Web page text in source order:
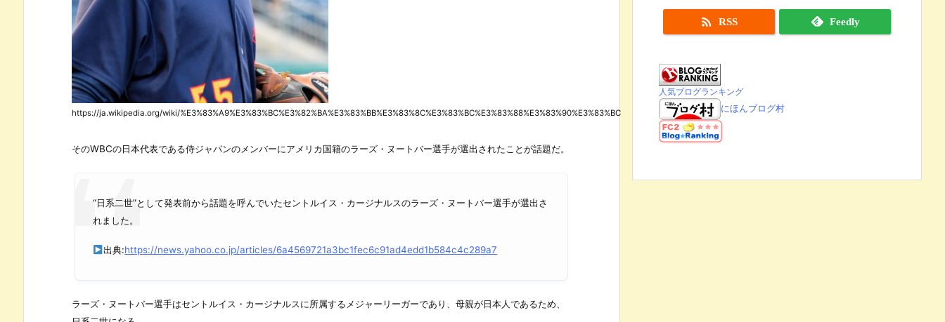
https://ja.wikipedia.org/wiki/%E3%83%A9%E3%83%BC%E3%82%BA%E3%83%BB%E3%83%8C%E3%83%BC%E3%83%88%E3%83%90%E3%83%BC
そのWBCの日本代表である侍ジャパンのメンバーにアメリカ国籍のラーズ・ヌートバー選手が選出されたことが話題だ。
“日系二世”として発表前から話題を呼んでいたセントルイス・カージナルスのラーズ・ヌートバー選手が選出さ
れました。
出典:https://news.yahoo.co.jp/articles/6a4569721a3bc1fec6c91ad4edd1b584c4c289a7
ラーズ・ヌートバー選手はセントルイス・カージナルスに所属するメジャーリーガーであり、母親が日本人であるため、
 RSS Feedly
人気ブログランキング
にほんブログ村